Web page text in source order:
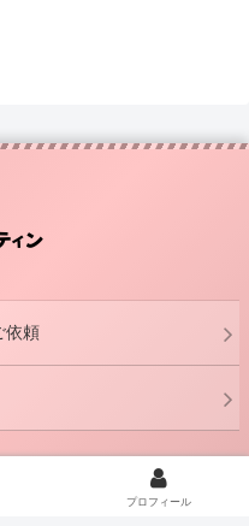
依頼
ン All Rights Reserved.
プロフィール